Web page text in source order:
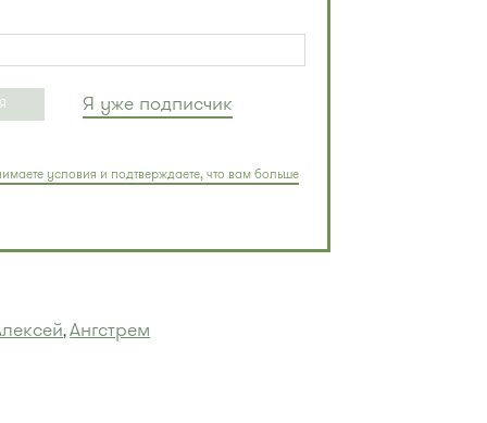
Я уже подписчик
условия и подтверждаете, что вам больше
,Ангстрем